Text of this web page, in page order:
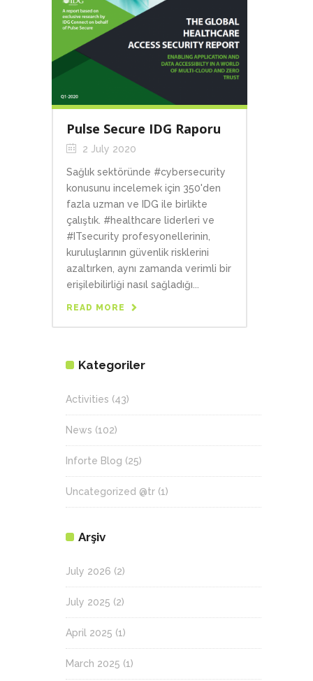
Pulse Secure IDG Raporu
2 July 2020
Sağlık sektöründe #cybersecurity
konusunu incelemek için 350'den
fazla uzman ve IDG ile birlikte
çalıştık. #healthcare liderleri ve
#ITsecurity profesyonellerinin,
kuruluşlarının güvenlik risklerini
azaltırken, aynı zamanda verimli bir
erişilebilirliği nasıl sağladığı...
READ MORE
Kategoriler
Activities (43)
News (102)
Inforte Blog (25)
Uncategorized @tr (1)
Arşiv
July 2026 (2)
July 2025 (2)
April 2025 (1)
March 2025 (1)